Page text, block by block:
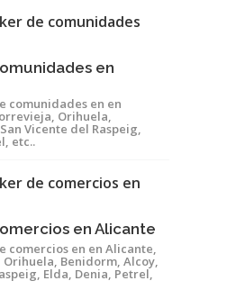
en
comunidades en en
Orihuela,
Vicente del Raspeig,
etc..
en Alicante
comercios en en Alicante,
Benidorm, Alcoy,
Elda, Denia, Petrel,